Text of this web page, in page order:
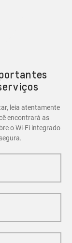
de bloquear
o carro em
leia atentamente
encontrará as
o Wi-Fi integrado